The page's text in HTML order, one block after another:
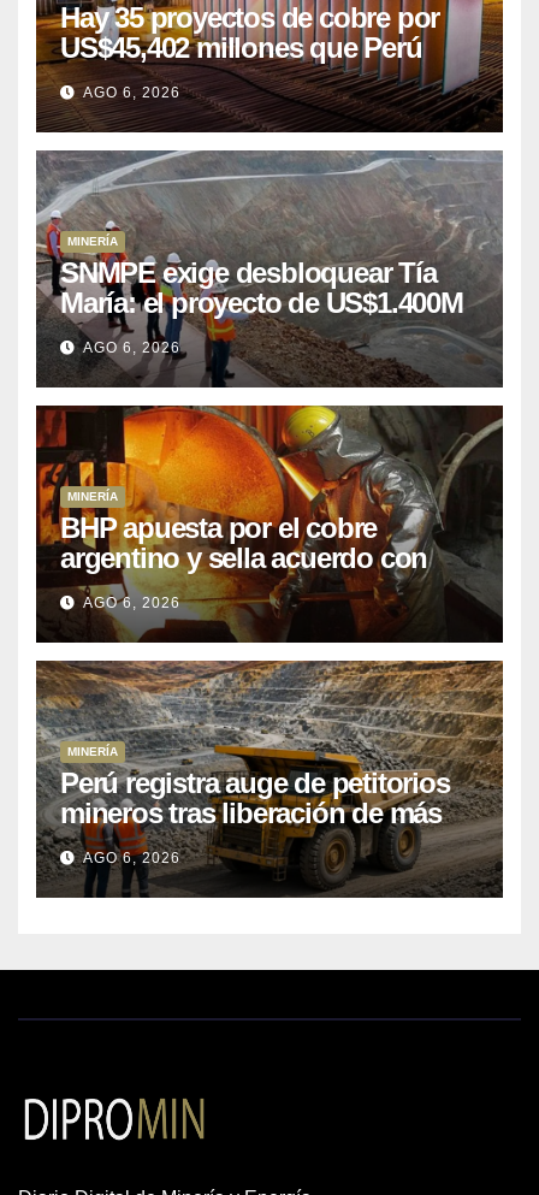
Hay 35 proyectos de cobre por
US$45,402 millones que Perú
puede aprovechar
AGO 6, 2026
MINERÍA
SNMPE exige desbloquear Tía
María: el proyecto de US$1.400M
que Perú lleva 15 años
posponiendo
AGO 6, 2026
MINERÍA
BHP apuesta por el cobre
argentino y sella acuerdo con
Kobrea para siete proyecto
AGO 6, 2026
MINERÍA
Perú registra auge de petitorios
mineros tras liberación de más
de mil concesiones para explorar
cobre y oro
AGO 6, 2026